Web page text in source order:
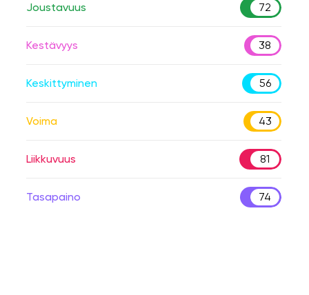
Joustavuus 72
Kestävyys 38
Keskittyminen 56
Voima 43
Liikkuvuus 81
Tasapaino 74